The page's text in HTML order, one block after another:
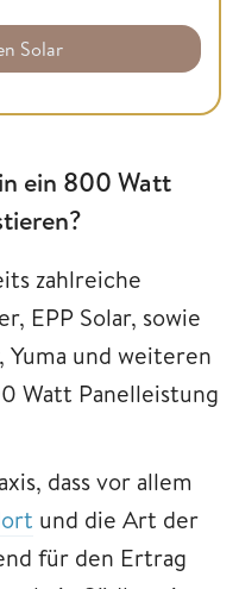
Solar
ein 800 Watt
zahlreiche
EPP Solar, sowie
Yuma und weiteren
Watt Panelleistung
dass vor allem
und die Art der
für den Ertrag